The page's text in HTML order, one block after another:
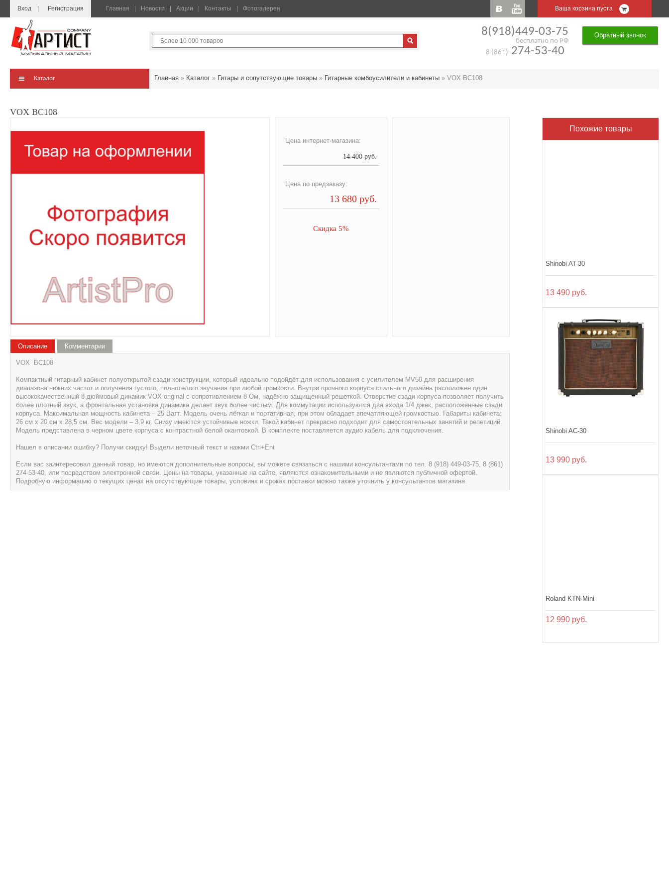
Вход Регистрация Главная Новости Акции Контакты Фотогалерея Ваша корзина пуста
8(918)449-03-75
бесплатно по РФ
8 (861) 274-53-40
Обратный звонок
Каталог Главная » Каталог » Гитары и сопутствующие товары » Гитарные комбоусилители и кабинеты » VOX BC108
VOX BC108
Цена интернет-магазина:
14 400 руб.
Цена по предзаказу:
13 680 руб.
Скидка 5%
Похожие товары
Shinobi AT-30
13 490 руб.
Shinobi AC-30
13 990 руб.
Roland KTN-Mini
12 990 руб.
Описание
VOX BC108
Компактный гитарный кабинет полуоткрытой сзади конструкции, который идеально подойдёт для использования с усилителем MV50 для расширения
диапазона нижних частот и получения густого, полнотелого звучания при любой громкости. Внутри прочного корпуса стильного дизайна расположен один
высококачественный 8-дюймовый динамик VOX original с сопротивлением 8 Ом, надёжно защищенный решеткой. Отверстие сзади корпуса позволяет получить
более плотный звук, а фронтальная установка динамика делает звук более чистым. Для коммутации используются два входа 1/4 джек, расположенные сзади
корпуса. Максимальная мощность кабинета – 25 Ватт. Модель очень лёгкая и портативная, при этом обладает впечатляющей громкостью. Габариты кабинета:
26 см х 20 см х 28,5 см. Вес модели – 3,9 кг. Снизу имеются устойчивые ножки. Такой кабинет прекрасно подходит для самостоятельных занятий и репетиций.
Модель представлена в черном цвете корпуса с контрастной белой окантовкой. В комплекте поставляется аудио кабель для подключения.
Нашел в описании ошибку? Получи скидку! Выдели неточный текст и нажми Ctrl+Ent
Если вас заинтересовал данный товар, но имеются дополнительные вопросы, вы можете связаться с нашими консультантами по тел. 8 (918) 449-03-75, 8 (861)
274-53-40, или посредством электронной связи. Цены на товары, указанные на сайте, являются ознакомительными и не являются публичной офертой.
Подробную информацию о текущих ценах на отсутствующие товары, условиях и сроках поставки можно также уточнить у консультантов магазина.
Комментарии